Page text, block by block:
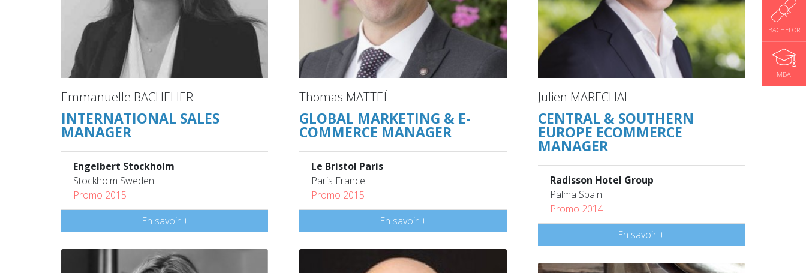
BACHELOR
MBA
Emmanuelle BACHELIER
INTERNATIONAL SALES
MANAGER
Engelbert Stockholm
Stockholm Sweden
Promo 2015
En savoir +
Thomas MATTEÏ
GLOBAL MARKETING & E-
COMMERCE MANAGER
Le Bristol Paris
Paris France
Promo 2015
En savoir +
Julien MARECHAL
CENTRAL & SOUTHERN
EUROPE ECOMMERCE
MANAGER
Radisson Hotel Group
Palma Spain
Promo 2014
En savoir +